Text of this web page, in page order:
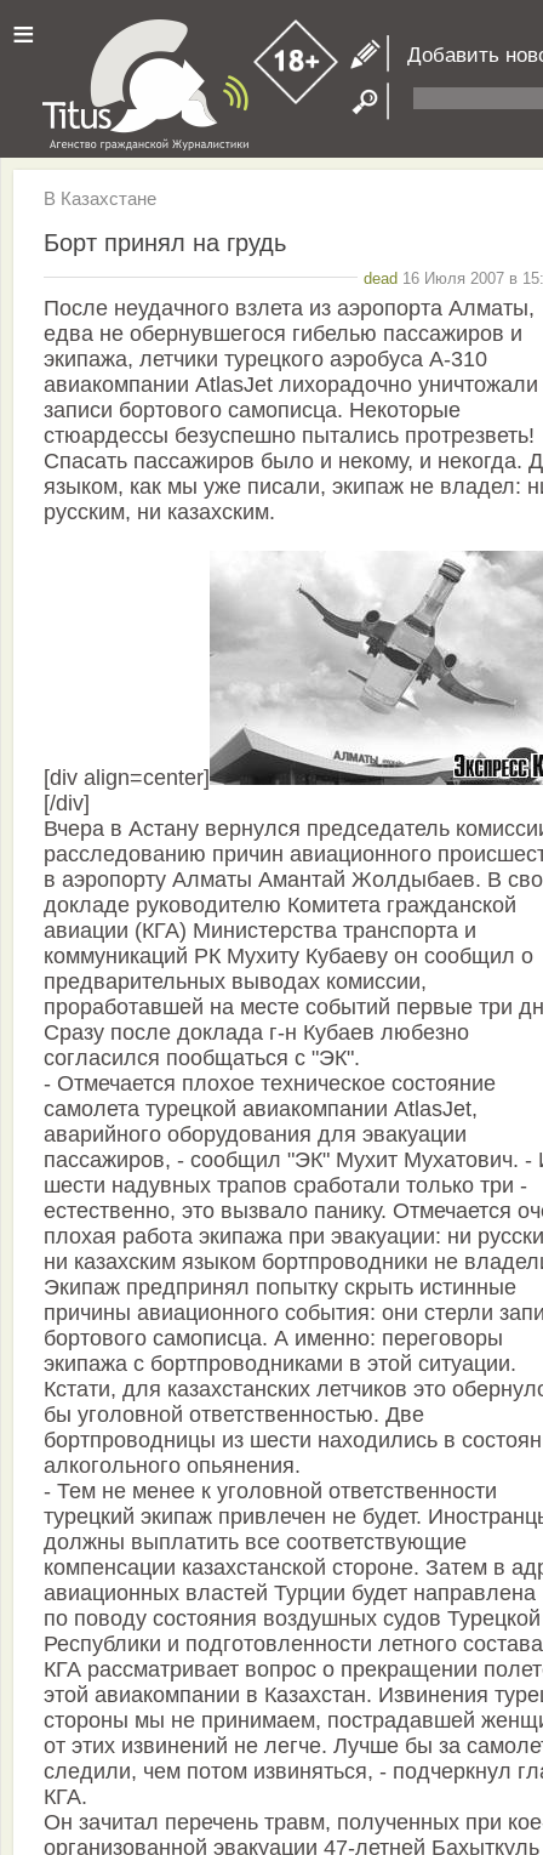
≡ Добавить
В Казахстане
Борт принял на грудь
dead 16 Июля 2007 в
После неудачного взлета из аэропорта Алматы,
едва не обернувшегося гибелью пассажиров и
экипажа, летчики турецкого аэробуса А-310
авиакомпании AtlasJet лихорадочно уничтожали
записи бортового самописца. Некоторые
стюардессы безуспешно пытались протрезветь!
Спасать пассажиров было и некому, и некогда.
языком, как мы уже писали, экипаж не владел:
русским, ни казахским.
[div align=center]
[/div]
Вчера в Астану вернулся председатель
расследованию причин авиационного
в аэропорту Алматы Амантай Жолдыбаев. В
докладе руководителю Комитета гражданской
авиации (КГА) Министерства транспорта и
коммуникаций РК Мухиту Кубаеву он сообщил о
предварительных выводах комиссии,
проработавшей на месте событий первые три
Сразу после доклада г-н Кубаев любезно
согласился пообщаться с "ЭК".
- Отмечается плохое техническое состояние
самолета турецкой авиакомпании AtlasJet,
аварийного оборудования для эвакуации
пассажиров, - сообщил "ЭК" Мухит Мухатович. -
шести надувных трапов сработали только три -
естественно, это вызвало панику. Отмечается
плохая работа экипажа при эвакуации: ни
ни казахским языком бортпроводники не
Экипаж предпринял попытку скрыть истинные
причины авиационного события: они стерли
бортового самописца. А именно: переговоры
экипажа с бортпроводниками в этой ситуации.
Кстати, для казахстанских летчиков это
бы уголовной ответственностью. Две
бортпроводницы из шести находились в
алкогольного опьянения.
- Тем не менее к уголовной ответственности
турецкий экипаж привлечен не будет.
должны выплатить все соответствующие
компенсации казахстанской стороне. Затем в
авиационных властей Турции будет направлена
по поводу состояния воздушных судов Турецкой
Республики и подготовленности летного
КГА рассматривает вопрос о прекращении
этой авиакомпании в Казахстан. Извинения
стороны мы не принимаем, пострадавшей
от этих извинений не легче. Лучше бы за
следили, чем потом извиняться, - подчеркнул
КГА.
Он зачитал перечень травм, полученных при
организованной эвакуации 47-летней Бахыткуль